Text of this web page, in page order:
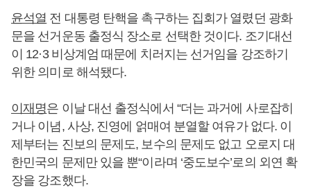
윤석열 전 대통령 탄핵을 촉구하는 집회가 열렸던 광화
문을 선거운동 출정식 장소로 선택한 것이다. 조기대선
이 12·3 비상계엄 때문에 치러지는 선거임을 강조하기
위한 의미로 해석됐다.
이재명은 이날 대선 출정식에서 “더는 과거에 사로잡히
거나 이념, 사상, 진영에 얽매여 분열할 여유가 없다. 이
제부터는 진보의 문제도, 보수의 문제도 없고 오로지 대
한민국의 문제만 있을 뿐“이라며 ‘중도보수’로의 외연 확
장을 강조했다.